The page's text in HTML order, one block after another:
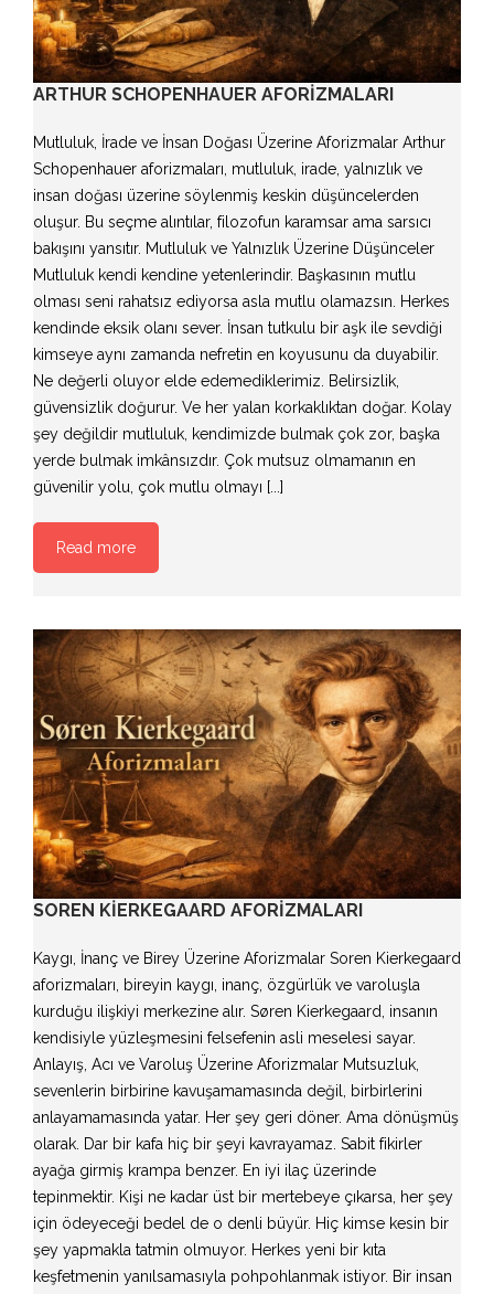
ARTHUR SCHOPENHAUER AFORIZMALARI
Mutluluk, İrade ve İnsan Doğası Üzerine Aforizmalar Arthur
Schopenhauer aforizmaları, mutluluk, irade, yalnızlık ve
insan doğası üzerine söylenmiş keskin düşüncelerden
oluşur. Bu seçme alıntılar, filozofun karamsar ama sarsıcı
bakışını yansıtır. Mutluluk ve Yalnızlık Üzerine Düşünceler
Mutluluk kendi kendine yetenlerindir. Başkasının mutlu
olması seni rahatsız ediyorsa asla mutlu olamazsın. Herkes
kendinde eksik olanı sever. İnsan tutkulu bir aşk ile sevdiği
kimseye aynı zamanda nefretin en koyusunu da duyabilir.
Ne değerli oluyor elde edemediklerimiz. Belirsizlik,
güvensizlik doğurur. Ve her yalan korkaklıktan doğar. Kolay
şey değildir mutluluk, kendimizde bulmak çok zor, başka
yerde bulmak imkânsızdır. Çok mutsuz olmamanın en
güvenilir yolu, çok mutlu olmayı [...]
Read more
SOREN KIERKEGAARD AFORIZMALARI
Kaygı, İnanç ve Birey Üzerine Aforizmalar Soren Kierkegaard
aforizmaları, bireyin kaygı, inanç, özgürlük ve varoluşla
kurduğu ilişkiyi merkezine alır. Søren Kierkegaard, insanın
kendisiyle yüzleşmesini felsefenin asli meselesi sayar.
Anlayış, Acı ve Varoluş Üzerine Aforizmalar Mutsuzluk,
sevenlerin birbirine kavuşamamasında değil, birbirlerini
anlayamamasında yatar. Her şey geri döner. Ama dönüşmüş
olarak. Dar bir kafa hiç bir şeyi kavrayamaz. Sabit fikirler
ayağa girmiş krampa benzer. En iyi ilaç üzerinde
tepinmektir. Kişi ne kadar üst bir mertebeye çıkarsa, her şey
için ödeyeceği bedel de o denli büyür. Hiç kimse kesin bir
şey yapmakla tatmin olmuyor. Herkes yeni bir kıta
keşfetmenin yanılsamasıyla pohpohlanmak istiyor. Bir insan